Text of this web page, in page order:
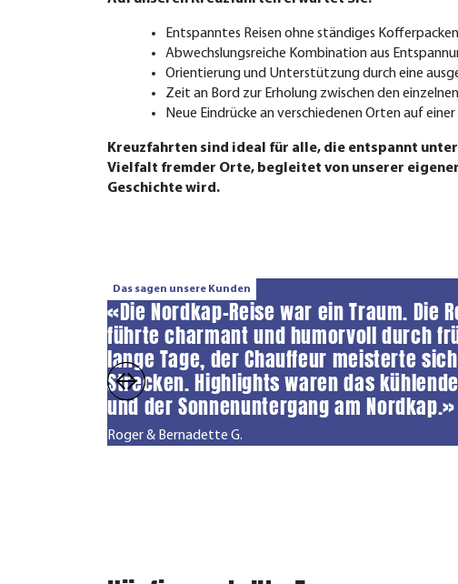
Entspanntes Reisen ohne ständiges Kofferpacken
Abwechslungsreiche Kombination aus
Orientierung und Unterstützung durch eine
Zeit an Bord zur Erholung zwischen den
Neue Eindrücke an verschiedenen Orten auf einer
Kreuzfahrten sind ideal für alle, die entspannt
Vielfalt fremder Orte, begleitet von unserer
Geschichte wird.
Das sagen unsere Kunden
«Die Nordkap-Reise war ein Traum. Die
führte charmant und humorvoll durch
lange Tage, der Chauffeur meisterte
Strecken. Highlights waren das
und der Sonnenuntergang am Nordkap.»
Roger & Bernadette G.